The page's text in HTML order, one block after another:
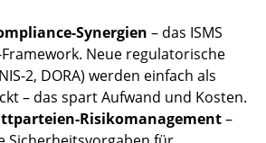
Synergien – das ISMS
Neue regulatorische
2, DORA) werden einfach als
– das spart Aufwand und Kosten.
Risikomanagement–